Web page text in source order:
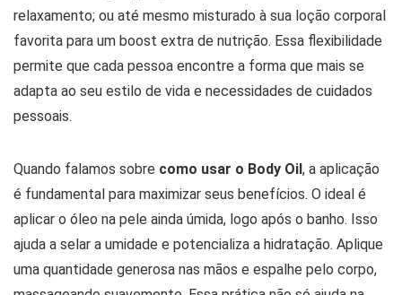
relaxamento; ou até mesmo misturado à sua loção corporal
favorita para um boost extra de nutrição. Essa flexibilidade
permite que cada pessoa encontre a forma que mais se
adapta ao seu estilo de vida e necessidades de cuidados
pessoais.
Quando falamos sobre como usar o Body Oil, a aplicação
é fundamental para maximizar seus benefícios. O ideal é
aplicar o óleo na pele ainda úmida, logo após o banho. Isso
ajuda a selar a umidade e potencializa a hidratação. Aplique
uma quantidade generosa nas mãos e espalhe pelo corpo,